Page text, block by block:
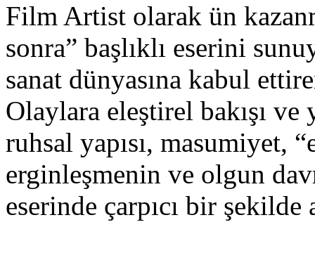
Film Artist olarak ün
sonra” başlıklı eserini
sanat dünyasına kabul
Olaylara eleştirel bakışı ve
ruhsal yapısı, masumiyet,
erginleşmenin ve olgun
eserinde çarpıcı bir şekilde